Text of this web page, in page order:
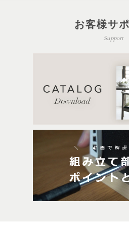
お客様サ
Support